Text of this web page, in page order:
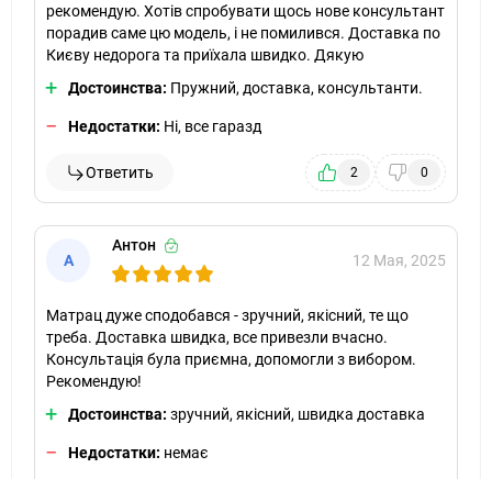
рекомендую. Хотів спробувати щось нове консультант
порадив саме цю модель, і не помилився. Доставка по
Києву недорога та приїхала швидко. Дякую
Достоинства: Пружний, доставка, консультанти.
Недостатки: Ні, все гаразд
Ответить 2 0
А
Антон
12 Мая, 2025
Матрац дуже сподобався - зручний, якісний, те що
треба. Доставка швидка, все привезли вчасно.
Консультація була приємна, допомогли з вибором.
Рекомендую!
Достоинства: зручний, якісний, швидка доставка
Недостатки: немає